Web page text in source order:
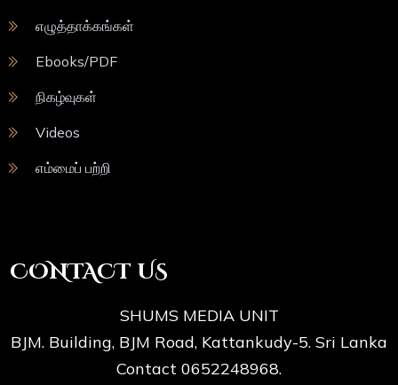
எழுத்தாக்கங்கள்
Ebooks/PDF
நிகழ்வுகள்
Videos
எம்மைப் பற்றி
CONTACT US
SHUMS MEDIA UNIT
BJM. Building, BJM Road, Kattankudy-5. Sri Lanka
Contact 0652248968.